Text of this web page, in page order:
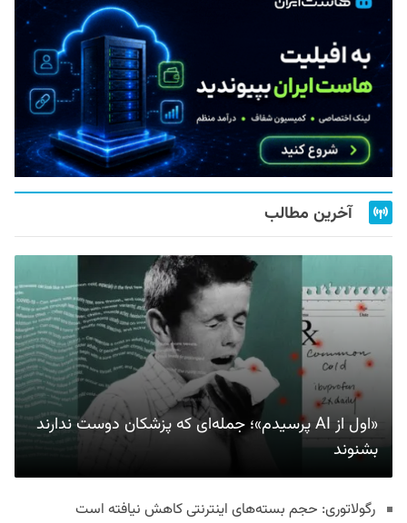
آخرین مطالب
«اول از AI پرسیدم»؛ جمله‌ای که پزشکان دوست ندارند
بشنوند
رگولاتوری: حجم بسته‌های اینترنتی کاهش نیافته است